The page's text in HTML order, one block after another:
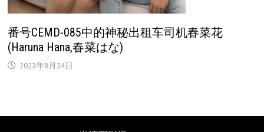
番号CEMD-085中的神秘出租车司机春菜花
(Haruna Hana,春菜はな)
2023年8月24日